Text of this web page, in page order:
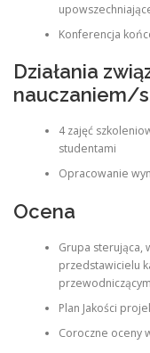
Konferencja
Działania
nauczaniem/
4 zajęć
studentami
Opracowanie
Ocena
Grupa sterująca,
przedstawicielu
Plan Jakości
Coroczne oceny